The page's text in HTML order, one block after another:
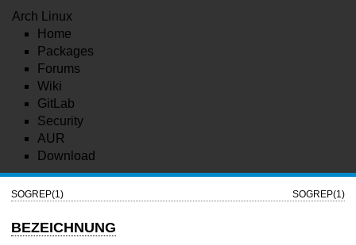
Arch Linux
Home
Packages
Forums
Wiki
GitLab
Security
AUR
Download
SOGREP(1) SOGREP(1)
BEZEICHNUNG